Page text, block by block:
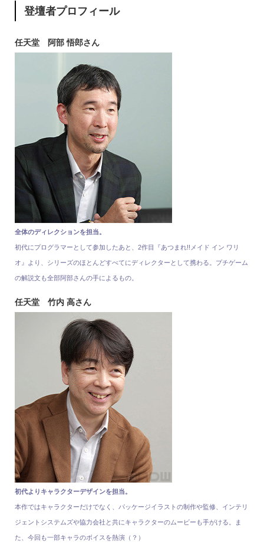
登壇者プロフィール
任天堂 阿部 悟郎さん
全体のディレクションを担当。
初代にプログラマーとして参加したあと、2作目『あつまれ!!メイド イン ワリ
オ』より、シリーズのほとんどすべてにディレクターとして携わる。プチゲーム
の解説文も全部阿部さんの手によるもの。
任天堂 竹内 高さん
初代よりキャラクターデザインを担当。
本作ではキャラクターだけでなく、パッケージイラストの制作や監修、インテリ
ジェントシステムズや協力会社と共にキャラクターのムービーも手がける。ま
た、今回も一部キャラのボイスを熱演（？）